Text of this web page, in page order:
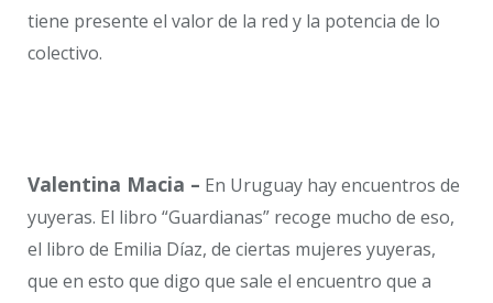
tiene presente el valor de la red y la potencia de lo
colectivo.
Valentina Macia – En Uruguay hay encuentros de
yuyeras. El libro “Guardianas” recoge mucho de eso,
el libro de Emilia Díaz, de ciertas mujeres yuyeras,
que en esto que digo que sale el encuentro que a